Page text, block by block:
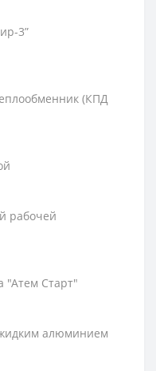
3”
(КПД
рабочей
"Атем Старт"
алюминием